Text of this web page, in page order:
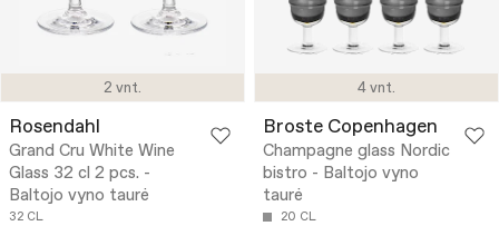
2 vnt.
Rosendahl
Grand Cru White Wine
Glass 32 cl 2 pcs. -
Baltojo vyno taurė
32 CL
4 vnt.
Broste Copenhagen
Champagne glass Nordic
bistro - Baltojo vyno
taurė
20 CL